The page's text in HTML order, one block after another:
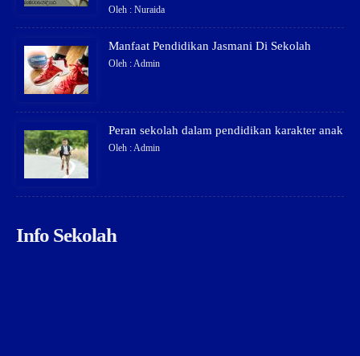
Oleh : Nuraida
Manfaat Pendidikan Jasmani Di Sekolah
Oleh : Admin
Peran sekolah dalam pendidikan karakter anak
Oleh : Admin
Info Sekolah